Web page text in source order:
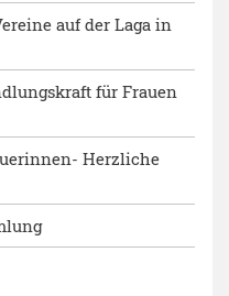
auf der Laga in
für Frauen
Herzliche